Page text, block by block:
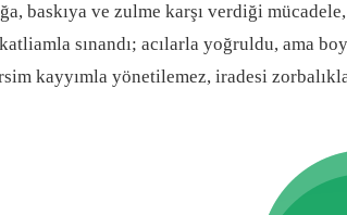
ve zulme karşı verdiği
sınandı; acılarla yoğruldu, ama
kayyımla yönetilemez, iradesi